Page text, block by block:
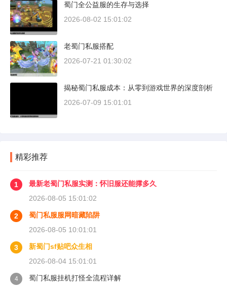
蜀门全公益服的生存与选择
2026-08-02 15:01:02
老蜀门私服搭配
2026-07-21 01:30:02
揭秘蜀门私服成本：从零到游戏世界的深度剖析
2026-07-09 15:01:01
精彩推荐
1
最新老蜀门私服实测：怀旧服还能撑多久
2026-08-05 15:01:02
2
蜀门私服服网暗藏陷阱
2026-08-05 10:01:01
3
新蜀门sf贴吧众生相
2026-08-04 15:01:01
4
蜀门私服挂机打怪全流程详解